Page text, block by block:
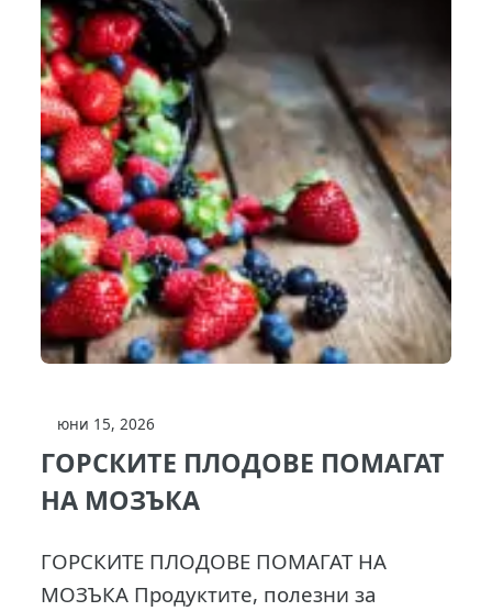
юни 15, 2026
ГОРСКИТЕ ПЛОДОВЕ ПОМАГАТ
НА МОЗЪКА
ГОРСКИТЕ ПЛОДОВЕ ПОМАГАТ НА
МОЗЪКА Продуктите, полезни за